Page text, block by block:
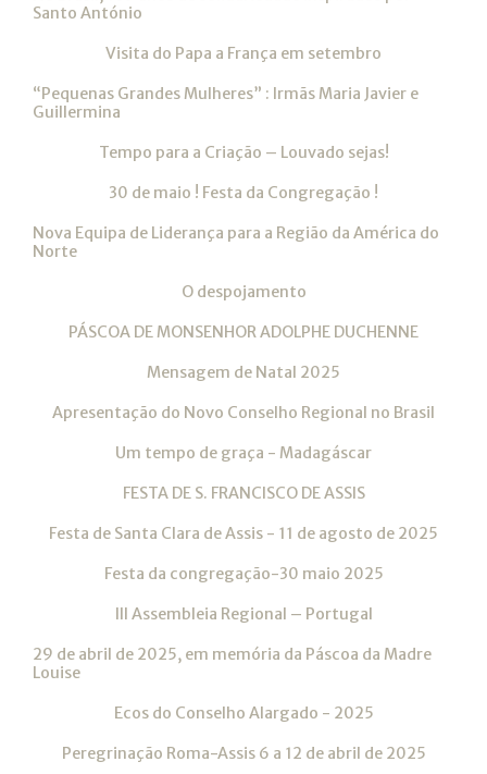
Santo António
Visita do Papa a França em setembro
“Pequenas Grandes Mulheres” : Irmãs Maria Javier e
Guillermina
Tempo para a Criação – Louvado sejas!
30 de maio ! Festa da Congregação !
Nova Equipa de Liderança para a Região da América do
Norte
O despojamento
PÁSCOA DE MONSENHOR ADOLPHE DUCHENNE
Mensagem de Natal 2025
Apresentação do Novo Conselho Regional no Brasil
Um tempo de graça - Madagáscar
FESTA DE S. FRANCISCO DE ASSIS
Festa de Santa Clara de Assis - 11 de agosto de 2025
Festa da congregação-30 maio 2025
III Assembleia Regional – Portugal
29 de abril de 2025, em memória da Páscoa da Madre
Louise
Ecos do Conselho Alargado - 2025
Peregrinação Roma-Assis 6 a 12 de abril de 2025